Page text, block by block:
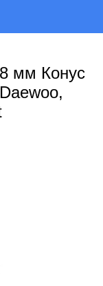
мм Конус